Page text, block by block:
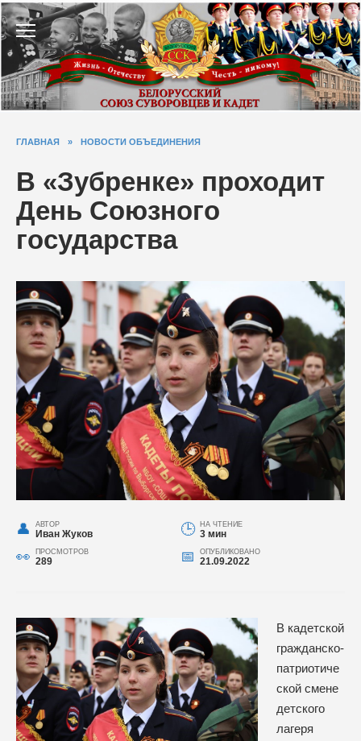
Перейти
к
содержанию
ГЛАВНАЯ » НОВОСТИ ОБЪЕДИНЕНИЯ
В «Зубренке» проходит
День Союзного
государства
АВТОР
Иван Жуков
НА ЧТЕНИЕ
3 мин
ПРОСМОТРОВ
289
ОПУБЛИКОВАНО
21.09.2022
В кадетской
гражданско-
патриотиче
ской смене
детского
лагеря